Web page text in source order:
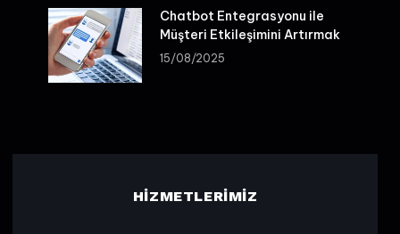
Chatbot Entegrasyonu ile
Müşteri Etkileşimini Artırmak
15/08/2025
HIZMETLERIMIZ